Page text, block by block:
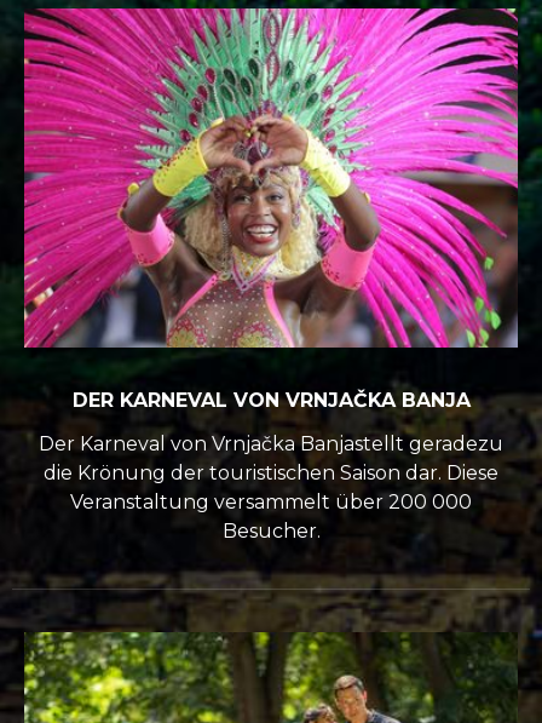
DER KARNEVAL VON VRNJAČKA BANJA
Der Karneval von Vrnjačka Banjastellt geradezu
die Krönung der touristischen Saison dar. Diese
Veranstaltung versammelt über 200 000
Besucher.